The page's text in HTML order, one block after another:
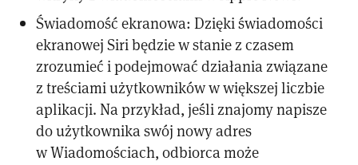
Świadomość ekranowa: Dzięki świadomości
ekranowej Siri będzie w stanie z czasem
zrozumieć i podejmować działania związane
z treściami użytkowników w większej liczbie
aplikacji. Na przykład, jeśli znajomy napisze
do użytkownika swój nowy adres
w Wiadomościach, odbiorca może